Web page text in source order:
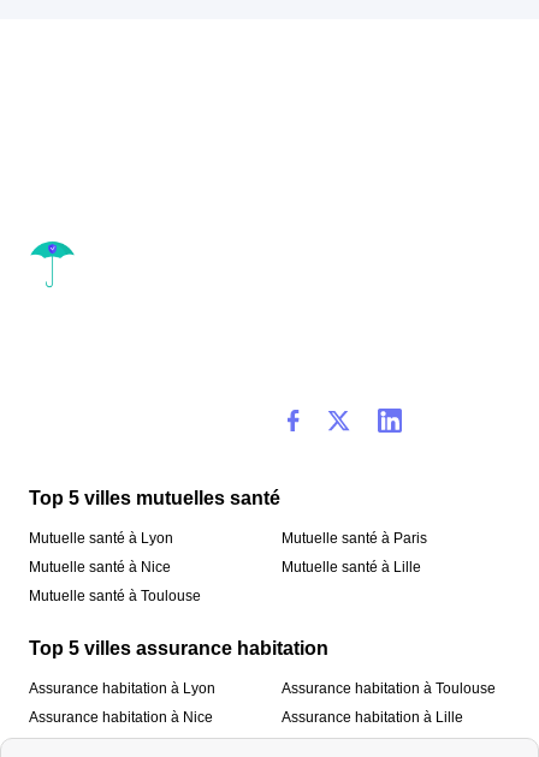
Top 5 villes mutuelles santé
Mutuelle santé à Lyon
Mutuelle santé à Nice
Mutuelle santé à Toulouse
Mutuelle santé à Paris
Mutuelle santé à Lille
Top 5 villes assurance habitation
Assurance habitation à Lyon
Assurance habitation à Nice
Assurance habitation à Toulouse
Assurance habitation à Lille